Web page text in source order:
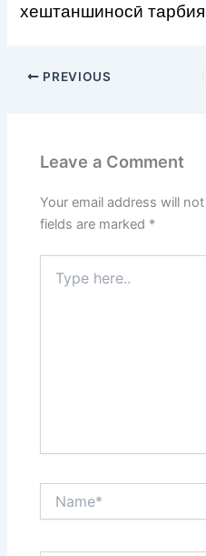
хештаншиносӣ
PREVIOUS
Leave a Comment
Your email address will
fields are marked *
here..